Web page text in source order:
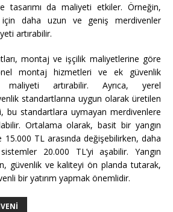
tasarımı da maliyeti etkiler. Örneğin,
daha uzun ve geniş merdivenler
artırabilir.
montaj ve işçilik maliyetlerine göre
montaj hizmetleri ve ek güvenlik
artırabilir. Ayrıca, yerel
standartlarına uygun olarak üretilen
bu standartlara uymayan merdivenlere
Ortalama olarak, basit bir yangın
TL arasında değişebilirken, daha
20.000 TL’yi aşabilir. Yangın
güvenlik ve kaliteyi ön planda tutarak,
bir yatırım yapmak önemlidir.